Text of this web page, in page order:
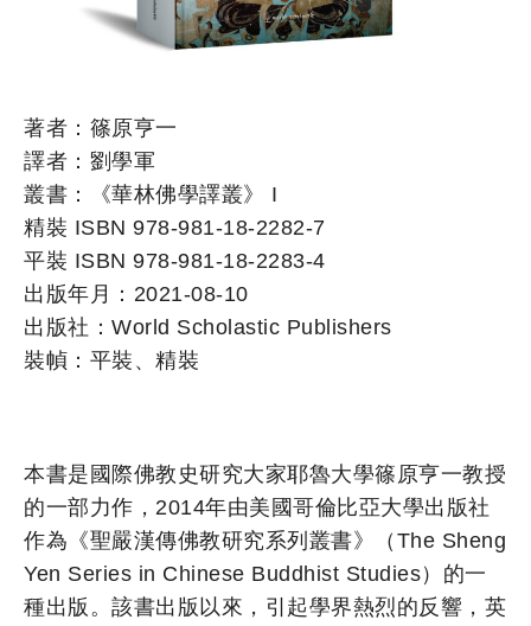
著者：篠原亨一
譯者：劉學軍
叢書：《華林佛學譯叢》 I
精裝 ISBN 978-981-18-2282-7
平裝 ISBN 978-981-18-2283-4
出版年月：2021-08-10
出版社：World Scholastic Publishers
裝幀：平裝、精裝
本書是國際佛教史研究大家耶魯大學篠原亨一教授
的一部力作，2014年由美國哥倫比亞大學出版社
作為《聖嚴漢傳佛教研究系列叢書》（The Sheng
Yen Series in Chinese Buddhist Studies）的一
種出版。該書出版以來，引起學界熱烈的反響，英